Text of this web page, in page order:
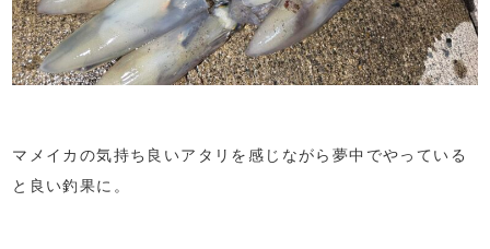
マメイカの気持ち良いアタリを感じながら夢中でやっている
と良い釣果に。